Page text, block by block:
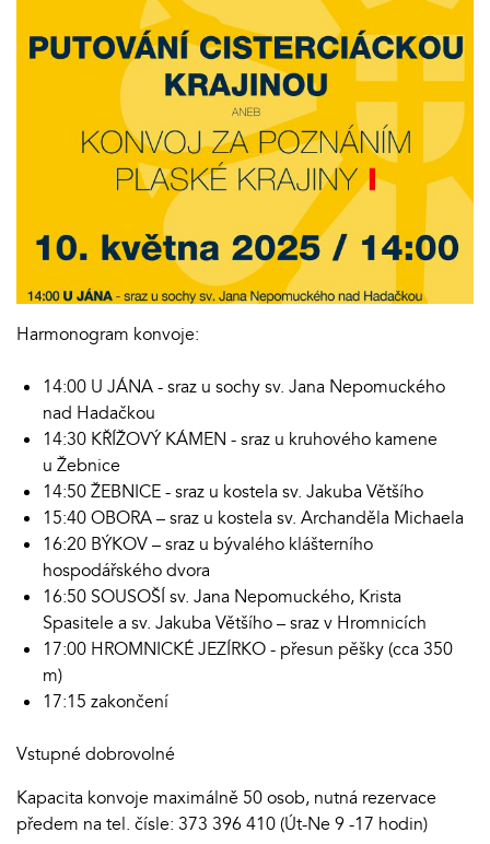
Harmonogram konvoje:
14:00 U JÁNA - sraz u sochy sv. Jana Nepomuckého
nad Hadačkou
14:30 KŘÍŽOVÝ KÁMEN - sraz u kruhového kamene
u Žebnice
14:50 ŽEBNICE - sraz u kostela sv. Jakuba Většího
15:40 OBORA – sraz u kostela sv. Archanděla Michaela
16:20 BÝKOV – sraz u bývalého klášterního
hospodářského dvora
16:50 SOUSOŠÍ sv. Jana Nepomuckého, Krista
Spasitele a sv. Jakuba Většího – sraz v Hromnicích
17:00 HROMNICKÉ JEZÍRKO - přesun pěšky (cca 350
m)
17:15 zakončení
Vstupné dobrovolné
Kapacita konvoje maximálně 50 osob, nutná rezervace
předem na tel. čísle: 373 396 410 (Út-Ne 9 -17 hodin)